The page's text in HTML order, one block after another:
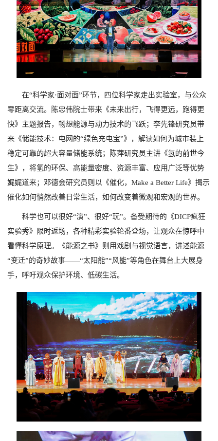
在“科学家·面对面”环节，四位科学家走出实验室，与公众
零距离交流。陈忠伟院士带来《未来出行，飞得更远，跑得更
快》主题报告，畅想能源与动力技术的飞跃；李先锋研究员带
来《储能技术：电网的“绿色充电宝”》，解读如何为城市装上
稳定可靠的超大容量储能系统；陈萍研究员主讲《氢的前世今
生》，将氢的环保、高能量密度、资源丰富、应用广泛等优势
娓娓道来；邓德会研究员则以《催化， Make a Better Life》揭示
催化如何悄然改善日常生活，如何改变着微观和宏观的世界。
科学也可以很好“演”、很好“玩”。备受期待的《DICP疯狂
实验秀》限时返场，各种精彩实验轮番登场，让观众在惊呼中
看懂科学原理。《能源之书》则用戏剧与视觉语言，讲述能源
“变迁”的奇妙故事——“太阳能”“风能”等角色在舞台上大展身
手，呼吁观众保护环境、低碳生活。